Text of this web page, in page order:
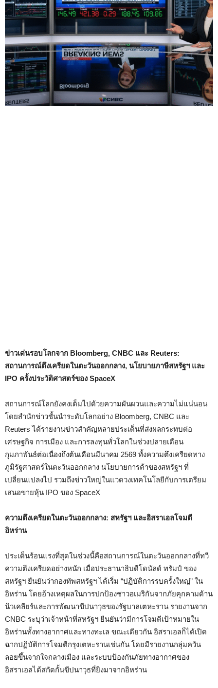
ข่าวเด่นรอบโลกจาก Bloomberg, CNBC และ Reuters:
สถานการณ์ตึงเครียดในตะวันออกกลาง, นโยบายภาษีสหรัฐฯ และ
IPO ครั้งประวัติศาสตร์ของ SpaceX
สถานการณ์โลกยังคงเต็มไปด้วยความผันผวนและความไม่แน่นอน
โดยสำนักข่าวชั้นนำระดับโลกอย่าง Bloomberg, CNBC และ
Reuters ได้รายงานข่าวสำคัญหลายประเด็นที่ส่งผลกระทบต่อ
เศรษฐกิจ การเมือง และการลงทุนทั่วโลกในช่วงปลายเดือน
กุมภาพันธ์ต่อเนื่องถึงต้นเดือนมีนาคม 2569 ทั้งความตึงเครียดทาง
ภูมิรัฐศาสตร์ในตะวันออกกลาง นโยบายการค้าของสหรัฐฯ ที่
เปลี่ยนแปลงไป รวมถึงข่าวใหญ่ในแวดวงเทคโนโลยีกับการเตรียม
เสนอขายหุ้น IPO ของ SpaceX
ความตึงเครียดในตะวันออกกลาง: สหรัฐฯ และอิสราเอลโจมตี
อิหร่าน
ประเด็นร้อนแรงที่สุดในช่วงนี้คือสถานการณ์ในตะวันออกกลางที่ทวี
ความตึงเครียดอย่างหนัก เมื่อประธานาธิบดีโดนัลด์ ทรัมป์ ของ
สหรัฐฯ ยืนยันว่ากองทัพสหรัฐฯ ได้เริ่ม “ปฏิบัติการรบครั้งใหญ่” ใน
อิหร่าน โดยอ้างเหตุผลในการปกป้องชาวอเมริกันจากภัยคุกคามด้าน
นิวเคลียร์และการพัฒนาขีปนาวุธของรัฐบาลเตหะราน รายงานจาก
CNBC ระบุว่าเจ้าหน้าที่สหรัฐฯ ยืนยันว่ามีการโจมตีเป้าหมายใน
อิหร่านทั้งทางอากาศและทางทะเล ขณะเดียวกัน อิสราเอลก็ได้เปิด
ฉากปฏิบัติการโจมตีกรุงเตหะรานเช่นกัน โดยมีรายงานกลุ่มควัน
ลอยขึ้นจากใจกลางเมือง และระบบป้องกันภัยทางอากาศของ
อิสราเอลได้สกัดกั้นขีปนาวุธที่ยิงมาจากอิหร่าน